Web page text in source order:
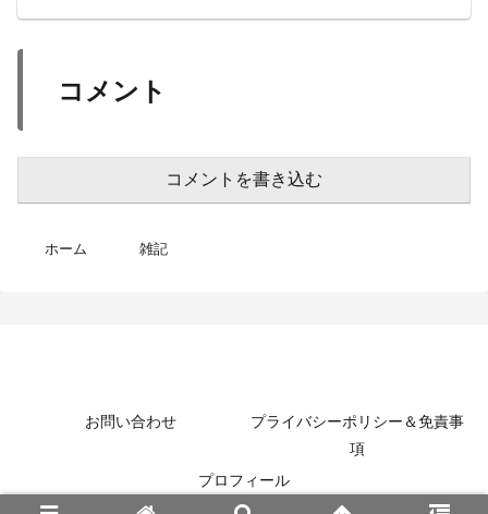
コメント
コメントを書き込む
ホーム 雑記
お問い合わせ
プライバシーポリシー＆免責事
項
プロフィール